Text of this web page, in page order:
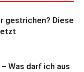
gestrichen? Diese
Was darf ich aus